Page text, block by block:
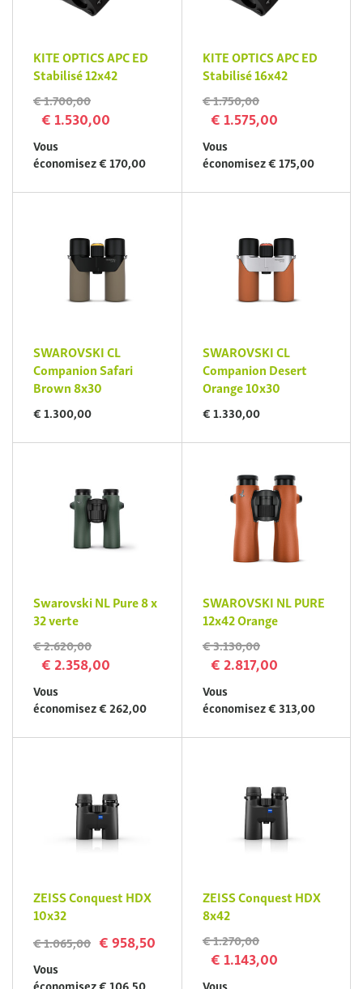
KITE OPTICS APC ED
Stabilisé 12x42
€ 1.700,00
€ 1.530,00
Vous
économisez € 170,00
KITE OPTICS APC ED
Stabilisé 16x42
€ 1.750,00
€ 1.575,00
Vous
économisez € 175,00
SWAROVSKI CL
Companion Safari
Brown 8x30
€ 1.300,00
SWAROVSKI CL
Companion Desert
Orange 10x30
€ 1.330,00
Swarovski NL Pure 8 x
32 verte
€ 2.620,00
€ 2.358,00
Vous
économisez € 262,00
SWAROVSKI NL PURE
12x42 Orange
€ 3.130,00
€ 2.817,00
Vous
économisez € 313,00
ZEISS Conquest HDX
10x32
€ 1.065,00 € 958,50
Vous
économisez € 106,50
ZEISS Conquest HDX
8x42
€ 1.270,00
€ 1.143,00
Vous